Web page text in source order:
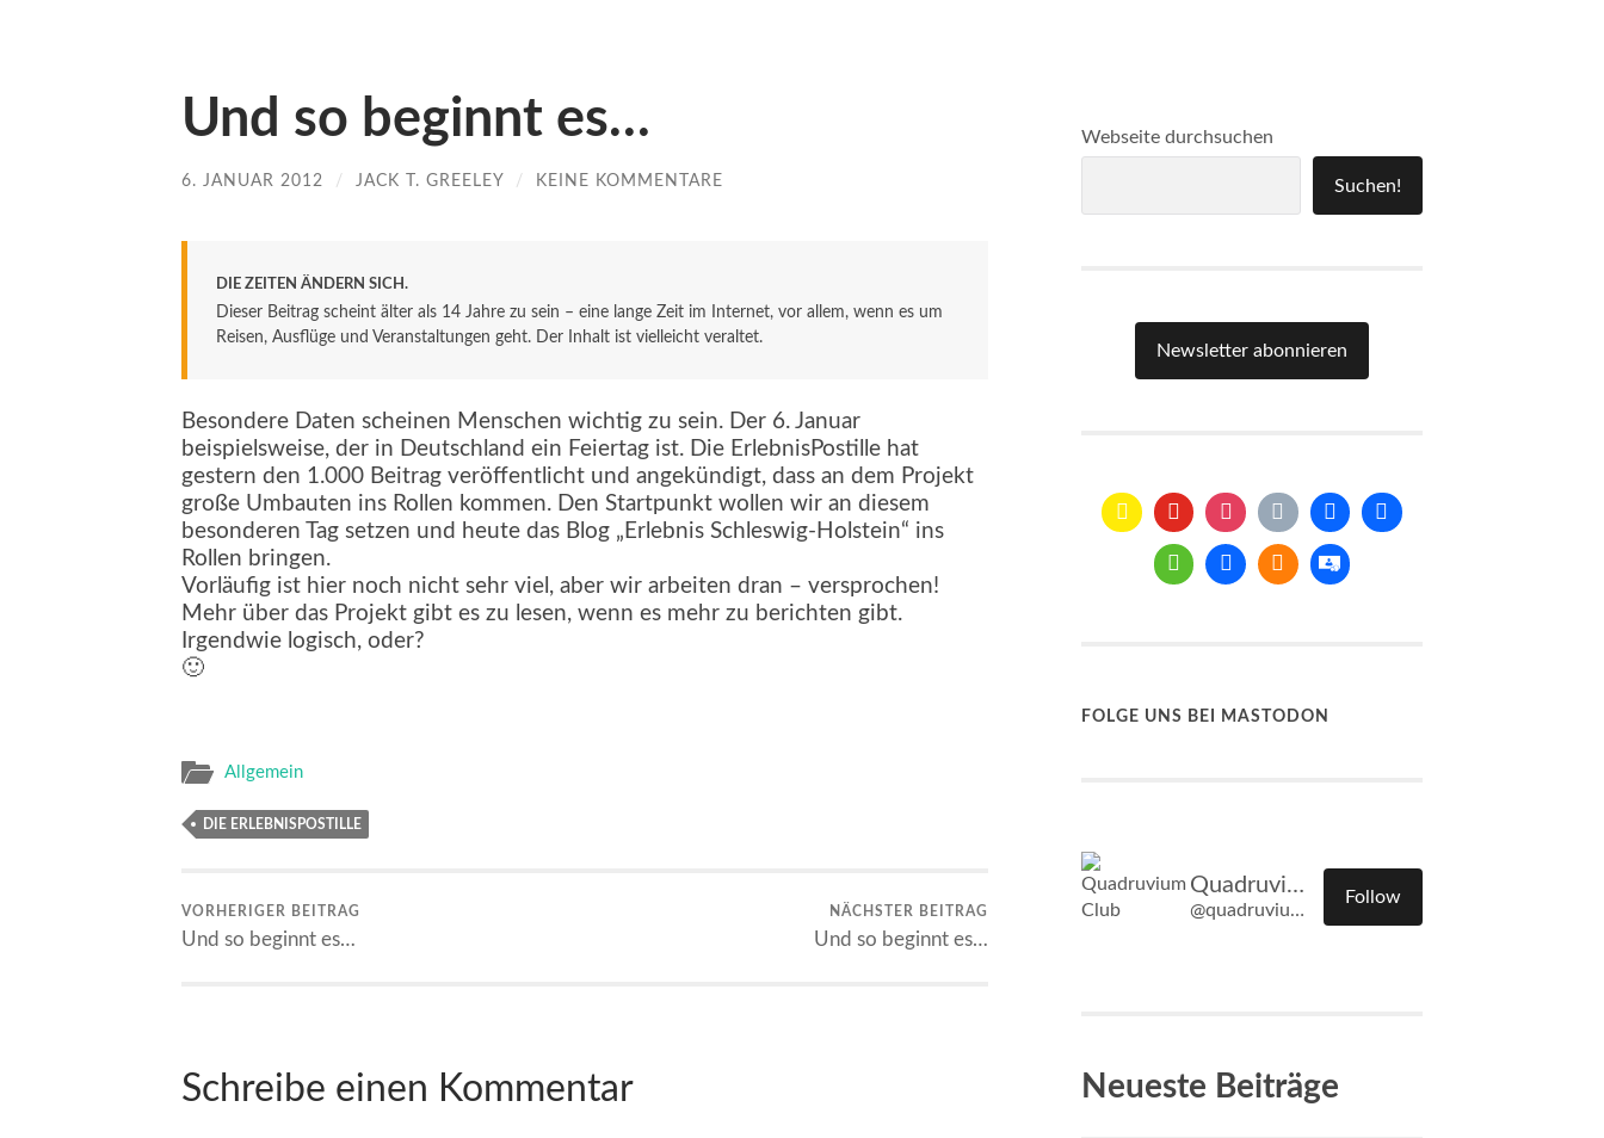
Und so beginnt es…
6. JANUAR 2012 / JACK T. GREELEY / KEINE KOMMENTARE
DIE ZEITEN ÄNDERN SICH.
Dieser Beitrag scheint älter als 14 Jahre zu sein – eine lange Zeit im Internet, vor allem, wenn es um
Reisen, Ausflüge und Veranstaltungen geht. Der Inhalt ist vielleicht veraltet.
Besondere Daten scheinen Menschen wichtig zu sein. Der 6. Januar
beispielsweise, der in Deutschland ein Feiertag ist. Die ErlebnisPostille hat
gestern den 1.000 Beitrag veröffentlicht und angekündigt, dass an dem Projekt
große Umbauten ins Rollen kommen. Den Startpunkt wollen wir an diesem
besonderen Tag setzen und heute das Blog „Erlebnis Schleswig-Holstein“ ins
Rollen bringen.
Vorläufig ist hier noch nicht sehr viel, aber wir arbeiten dran – versprochen!
Mehr über das Projekt gibt es zu lesen, wenn es mehr zu berichten gibt.
Irgendwie logisch, oder?
🙂
Allgemein
DIE ERLEBNISPOSTILLE
VORHERIGER BEITRAG
Und so beginnt es…
NÄCHSTER BEITRAG
Und so beginnt es…
Schreibe einen Kommentar
Webseite durchsuchen
Suchen!
Newsletter abonnieren
FOLGE UNS BEI MASTODON
Quadruvium Club
@quadruvium.club@quadruvium.club
Follow
Neueste Beiträge